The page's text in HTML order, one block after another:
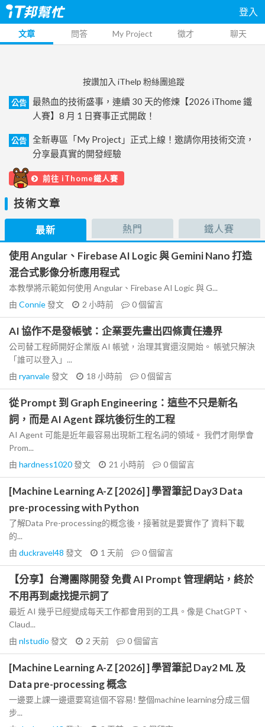
登入
文章 問答 My Project 徵才 聊天
按讚加入 iThelp 粉絲團追蹤
公告
最熱血的技術盛事，連續 30 天的修煉【2026 iThome 鐵
人賽】8 月 1 日賽事正式開啟！
公告
全新專區「My Project」正式上線！邀請你用技術交流，
分享最真實的開發經驗
前往 iThome鐵人賽
技術文章
最新 熱門 鐵人賽
使用 Angular、Firebase AI Logic 與 Gemini Nano 打造
混合式影像分析應用程式
本教學將示範如何使用 Angular、Firebase AI Logic 與 G...
由 Connie發文 2 小時前 0個留言
AI 協作不是發帳號：企業要先畫出四條責任邊界
公司替工程師開好企業版 AI 帳號，治理其實還沒開始。 帳號只解決
「誰可以登入」...
由 ryanvale發文 18 小時前 0個留言
從 Prompt 到 Graph Engineering：這些不只是新名
詞，而是 AI Agent 踩坑後衍生的工程
AI Agent 可能是近年最容易出現新工程名詞的領域。 我們才剛學會
Prom...
由 hardness1020發文 21 小時前 0個留言
[Machine Learning A-Z [2026] ] 學習筆記 Day3 Data
pre-processing with Python
了解Data Pre-processing的概念後，接著就是要實作了 資料下載
的...
由 duckravel48 發文 1 天前 0個留言
【分享】台灣團隊開發 免費 AI Prompt 管理網站，終於
不用再到處找提示詞了
最近 AI 幾乎已經變成每天工作都會用到的工具。像是 ChatGPT、
Claud...
由 nlstudio 發文 2 天前 0個留言
[Machine Learning A-Z [2026] ] 學習筆記 Day2 ML 及
Data pre-processing 概念
一邊要上課一邊還要寫這個不容易! 整個machine learning分成三個
步...